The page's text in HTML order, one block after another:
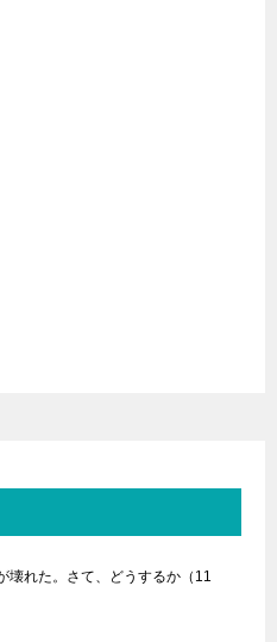
壊れた。さて、どうするか （11